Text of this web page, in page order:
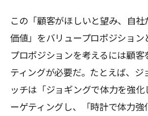
この「顧客がほしいと望み、自社
価値」をバリュープロポジション
プロポジションを考えるには顧客
ティングが必要だ。たとえば、ジ
ッチは「ジョギングで体力を強化
ーゲティングし、「時計で体力強